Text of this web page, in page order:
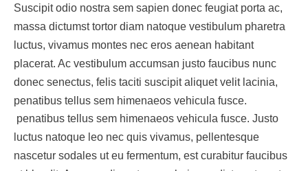
Suscipit odio nostra sem sapien donec feugiat porta ac,
massa dictumst tortor diam natoque vestibulum pharetra
luctus, vivamus montes nec eros aenean habitant
placerat. Ac vestibulum accumsan justo faucibus nunc
donec senectus, felis taciti suscipit aliquet velit lacinia,
penatibus tellus sem himenaeos vehicula fusce.
penatibus tellus sem himenaeos vehicula fusce. Justo
luctus natoque leo nec quis vivamus, pellentesque
nascetur sodales ut eu fermentum, est curabitur faucibus